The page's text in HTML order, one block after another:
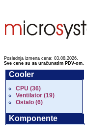
Poslednja izmena cena: 03.08.2026.
Sve cene su sa uračunatim PDV-om.
Cooler
CPU (36)
Ventilator (19)
Ostalo (6)
Komponente